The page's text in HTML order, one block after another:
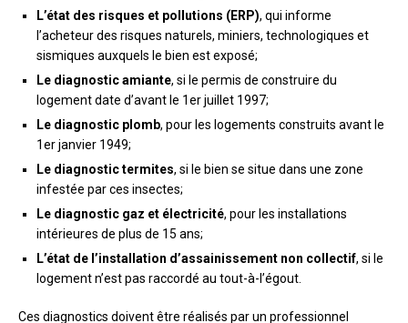
L’état des risques et pollutions (ERP), qui informe
l’acheteur des risques naturels, miniers, technologiques et
sismiques auxquels le bien est exposé;
Le diagnostic amiante, si le permis de construire du
logement date d’avant le 1er juillet 1997;
Le diagnostic plomb, pour les logements construits avant le
1er janvier 1949;
Le diagnostic termites, si le bien se situe dans une zone
infestée par ces insectes;
Le diagnostic gaz et électricité, pour les installations
intérieures de plus de 15 ans;
L’état de l’installation d’assainissement non collectif, si le
logement n’est pas raccordé au tout-à-l’égout.
Ces diagnostics doivent être réalisés par un professionnel